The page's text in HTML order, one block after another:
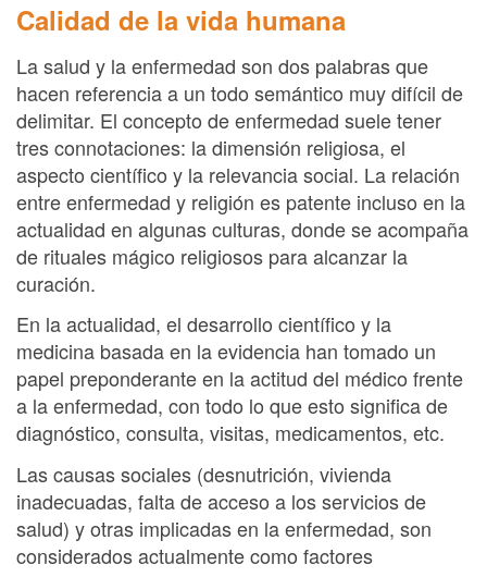
Calidad de la vida humana
La salud y la enfermedad son dos palabras que
hacen referencia a un todo semántico muy difícil de
delimitar. El concepto de enfermedad suele tener
tres connotaciones: la dimensión religiosa, el
aspecto científico y la relevancia social. La relación
entre enfermedad y religión es patente incluso en la
actualidad en algunas culturas, donde se acompaña
de rituales mágico religiosos para alcanzar la
curación.
En la actualidad, el desarrollo científico y la
medicina basada en la evidencia han tomado un
papel preponderante en la actitud del médico frente
a la enfermedad, con todo lo que esto significa de
diagnóstico, consulta, visitas, medicamentos, etc.
Las causas sociales (desnutrición, vivienda
inadecuadas, falta de acceso a los servicios de
salud) y otras implicadas en la enfermedad, son
considerados actualmente como factores